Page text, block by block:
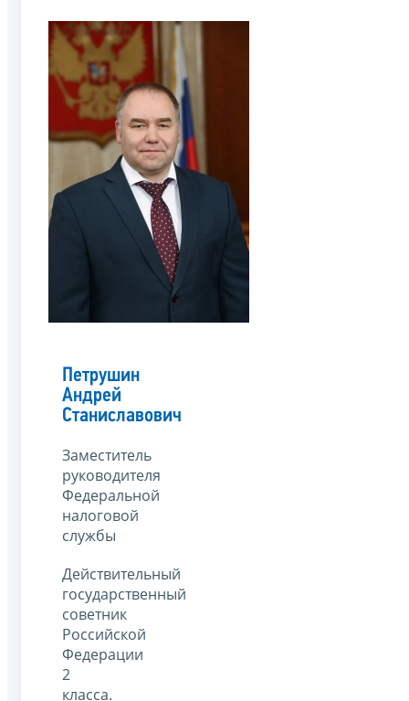
Петрушин
Андрей
Станиславович
Заместитель
руководителя
Федеральной
налоговой
службы
Действительный
государственный
советник
Российской
Федерации
2
класса.